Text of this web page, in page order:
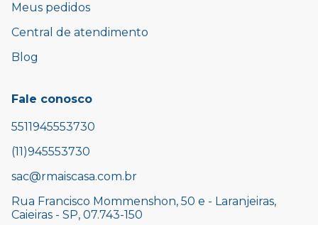
Meus pedidos
Central de atendimento
Blog
Fale conosco
5511945553730
(11)945553730
sac@rmaiscasa.com.br
Rua Francisco Mommenshon, 50 e - Laranjeiras,
Caieiras - SP, 07.743-150